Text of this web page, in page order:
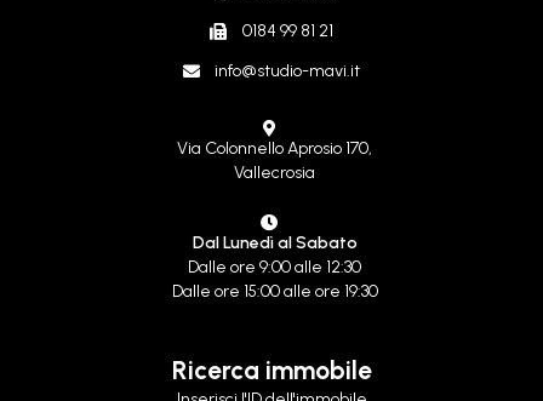
0184 99 81 21
info@studio-mavi.it
Via Colonnello Aprosio 170,
Vallecrosia
Dal Lunedì al Sabato
Dalle ore 9:00 alle 12:30
Dalle ore 15:00 alle ore 19:30
Ricerca immobile